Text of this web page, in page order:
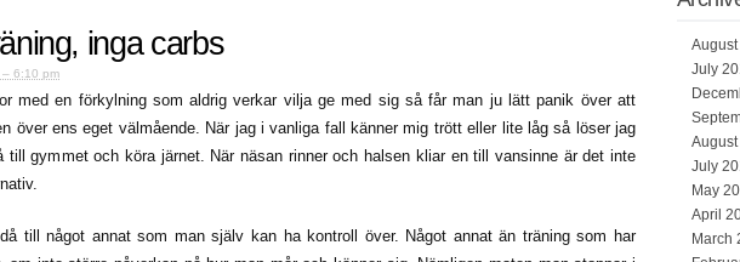
inga carbs
6:10 pm
med en förkylning som aldrig verkar vilja ge med sig så får man ju lätt panik över att
över ens eget välmående. När jag i vanliga fall känner mig trött eller lite låg så löser jag
till gymmet och köra järnet. När näsan rinner och halsen kliar en till vansinne är det inte
till något annat som man själv kan ha kontroll över. Något annat än träning som har
July
July
May
April
March